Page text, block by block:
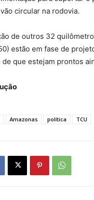
circular na rodovia.
de outros 32
estão em fase de
que estejam prontos
Amazonas política TCU